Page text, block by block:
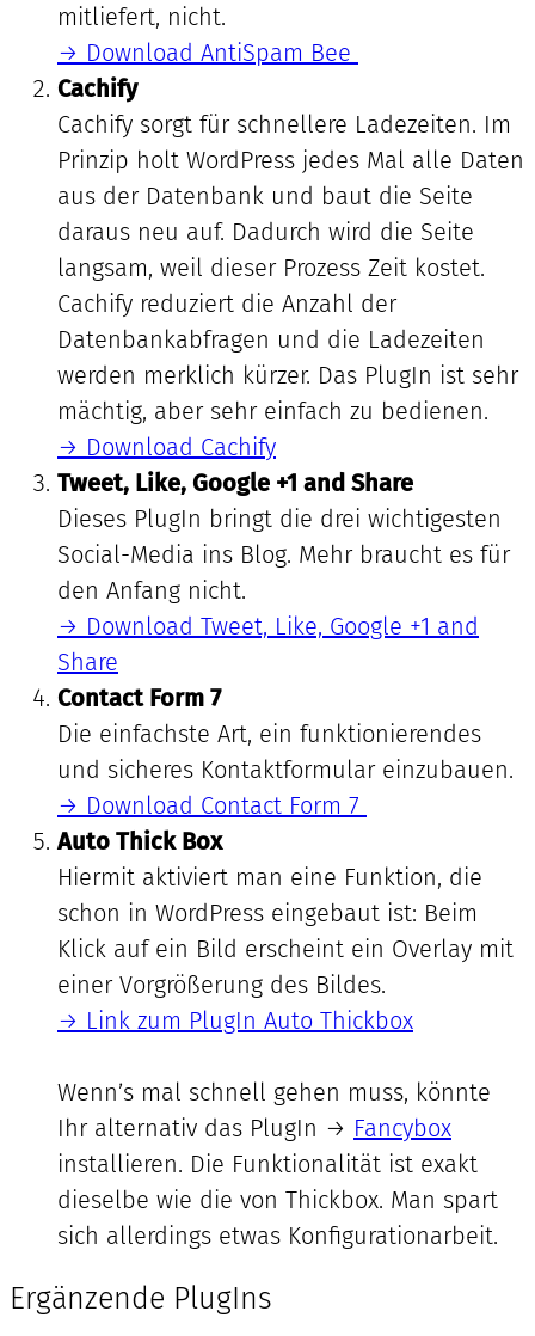
mitliefert, nicht.
→ Download AntiSpam Bee
Cachify
Cachify sorgt für schnellere Ladezeiten. Im
Prinzip holt WordPress jedes Mal alle Daten
aus der Datenbank und baut die Seite
daraus neu auf. Dadurch wird die Seite
langsam, weil dieser Prozess Zeit kostet.
Cachify reduziert die Anzahl der
Datenbankabfragen und die Ladezeiten
werden merklich kürzer. Das PlugIn ist sehr
mächtig, aber sehr einfach zu bedienen.
→ Download Cachify
Tweet, Like, Google +1 and Share
Dieses PlugIn bringt die drei wichtigesten
Social-Media ins Blog. Mehr braucht es für
den Anfang nicht.
→ Download Tweet, Like, Google +1 and
Share
Contact Form 7
Die einfachste Art, ein funktionierendes
und sicheres Kontaktformular einzubauen.
→ Download Contact Form 7
Auto Thick Box
Hiermit aktiviert man eine Funktion, die
schon in WordPress eingebaut ist: Beim
Klick auf ein Bild erscheint ein Overlay mit
einer Vorgrößerung des Bildes.
→ Link zum PlugIn Auto Thickbox
Wenn’s mal schnell gehen muss, könnte
Ihr alternativ das PlugIn → Fancybox
installieren. Die Funktionalität ist exakt
dieselbe wie die von Thickbox. Man spart
sich allerdings etwas Konfigurationarbeit.
Ergänzende PlugIns